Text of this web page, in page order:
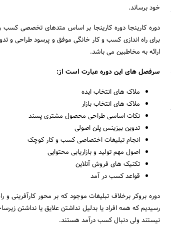
خود برساند.
ارائه به مخاطبین می باشد.
سرفصل های این دوره عبارت است از:
ملاک های انتخاب ایده
ملاک های انتخاب بازار
نکات اساسی طراحی محصول مشتری پسند
تدوین بیزینس پلن اصولی
انجام تبلیغات اختصاصی کسب و کار کوچک
اصول مهم تولید و بازاریابی محتوایی
تکنیک های فروش آنلاین
قواعد کسب در آمد
دوره بروکر برخلاف تبلیغات موجود که بر محور
رسیدیم که همه افراد یا بدلیل نداشتن علایق یا نداشتن
نیستند ولی دنبال کسب درآمد هستند.